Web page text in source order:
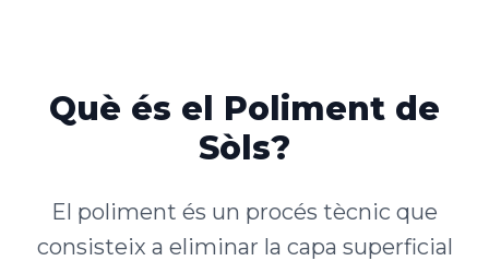
Què és el Poliment de
Sòls?
El poliment és un procés tècnic que
consisteix a eliminar la capa superficial